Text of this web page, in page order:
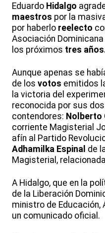
Eduardo Hidalgo
maestros por la
por haberlo reelecto
Asociación
los próximos tres
Aunque apenas se
de los votos emitidos
la victoria del
reconocida por sus
contendores: Nolberto
corriente Magisterial
afín al Partido
Adhamilka Espinal de
Magisterial,
A Hidalgo, que en la
de la Liberación
ministro de Educación,
un comunicado oficial.